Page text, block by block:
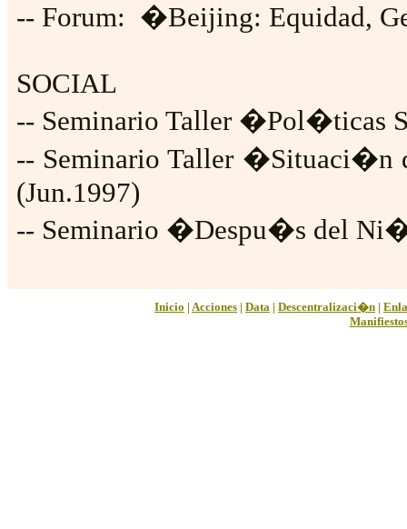
-- Forum: �Beijing: Equidad,
SOCIAL
-- Seminario Taller �Pol�ticas
-- Seminario Taller �Situaci�n
(Jun.1997)
-- Seminario �Despu�s del
Inicio | Acciones | Data | Descentralizaci�n |